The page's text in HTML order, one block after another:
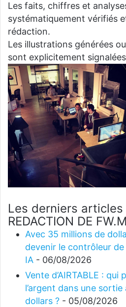
Les faits, chiffres et
systématiquement vérifiés
rédaction.
Les illustrations générées
sont explicitement
Les derniers
REDACTION DE
Avec 35 millions de
devenir le contrôleur
IA - 06/08/2026
Vente d’AIRTABLE :
l’argent dans une
dollars ? - 05/08/2026